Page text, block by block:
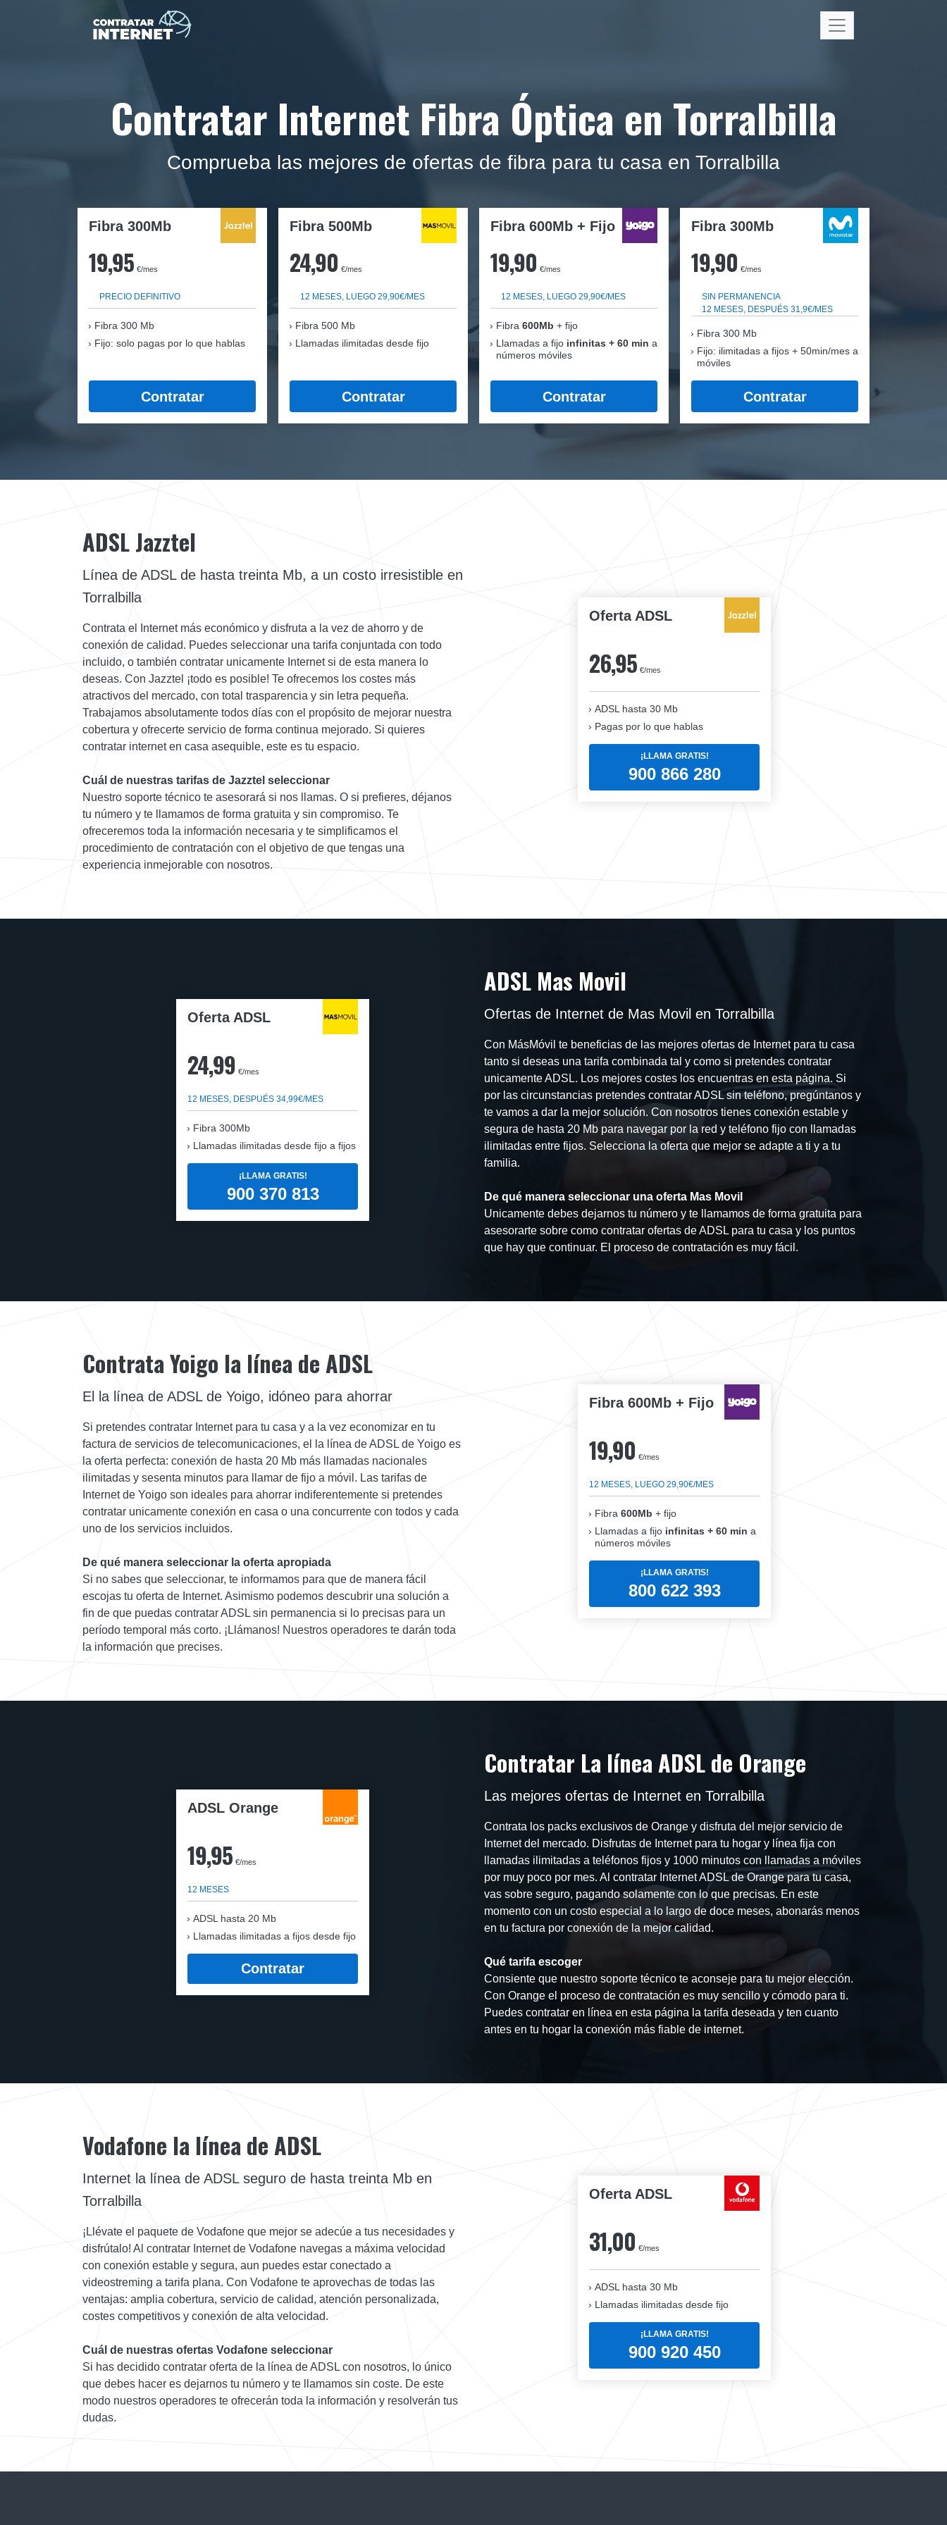
Contratar Internet Fibra Óptica en Torralbilla
Comprueba las mejores de ofertas de fibra para tu casa en Torralbilla
Fibra 300Mb
19,95 €/mes
PRECIO DEFINITIVO
Fibra 300 Mb
Fijo: solo pagas por lo que hablas
Contratar
Fibra 500Mb
24,90 €/mes
12 MESES, LUEGO 29,90€/MES
Fibra 500 Mb
Llamadas ilimitadas desde fijo
Contratar
Fibra 600Mb + Fijo
19,90 €/mes
12 MESES, LUEGO 29,90€/MES
Fibra 600Mb + fijo
Llamadas a fijo infinitas + 60 min a
números móviles
Contratar
Fibra 300Mb
19,90 €/mes
SIN PERMANENCIA
12 MESES, DESPUÉS 31,9€/MES
Fibra 300 Mb
Fijo: ilimitadas a fijos + 50min/mes a
móviles
Contratar
Oferta ADSL
26,95 €/mes
ADSL hasta 30 Mb
Pagas por lo que hablas
¡LLAMA GRATIS!
900 866 280
ADSL Jazztel
Línea de ADSL de hasta treinta Mb, a un costo irresistible en
Torralbilla
Contrata el Internet más económico y disfruta a la vez de ahorro y de
conexión de calidad. Puedes seleccionar una tarifa conjuntada con todo
incluido, o también contratar unicamente Internet si de esta manera lo
deseas. Con Jazztel ¡todo es posible! Te ofrecemos los costes más
atractivos del mercado, con total trasparencia y sin letra pequeña.
Trabajamos absolutamente todos días con el propósito de mejorar nuestra
cobertura y ofrecerte servicio de forma continua mejorado. Si quieres
contratar internet en casa asequible, este es tu espacio.
Cuál de nuestras tarifas de Jazztel seleccionar
Nuestro soporte técnico te asesorará si nos llamas. O si prefieres, déjanos
tu número y te llamamos de forma gratuita y sin compromiso. Te
ofreceremos toda la información necesaria y te simplificamos el
procedimiento de contratación con el objetivo de que tengas una
experiencia inmejorable con nosotros.
Oferta ADSL
24,99 €/mes
12 MESES, DESPUÉS 34,99€/MES
Fibra 300Mb
Llamadas ilimitadas desde fijo a fijos
¡LLAMA GRATIS!
900 370 813
ADSL Mas Movil
Ofertas de Internet de Mas Movil en Torralbilla
Con MásMóvil te beneficias de las mejores ofertas de Internet para tu casa
tanto si deseas una tarifa combinada tal y como si pretendes contratar
unicamente ADSL. Los mejores costes los encuentras en esta página. Si
por las circunstancias pretendes contratar ADSL sin teléfono, pregúntanos y
te vamos a dar la mejor solución. Con nosotros tienes conexión estable y
segura de hasta 20 Mb para navegar por la red y teléfono fijo con llamadas
ilimitadas entre fijos. Selecciona la oferta que mejor se adapte a ti y a tu
familia.
De qué manera seleccionar una oferta Mas Movil
Unicamente debes dejarnos tu número y te llamamos de forma gratuita para
asesorarte sobre como contratar ofertas de ADSL para tu casa y los puntos
que hay que continuar. El proceso de contratación es muy fácil.
Fibra 600Mb + Fijo
19,90 €/mes
12 MESES, LUEGO 29,90€/MES
Fibra 600Mb + fijo
Llamadas a fijo infinitas + 60 min a
números móviles
¡LLAMA GRATIS!
800 622 393
Contrata Yoigo la línea de ADSL
El la línea de ADSL de Yoigo, idóneo para ahorrar
Si pretendes contratar Internet para tu casa y a la vez economizar en tu
factura de servicios de telecomunicaciones, el la línea de ADSL de Yoigo es
la oferta perfecta: conexión de hasta 20 Mb más llamadas nacionales
ilimitadas y sesenta minutos para llamar de fijo a móvil. Las tarifas de
Internet de Yoigo son ideales para ahorrar indiferentemente si pretendes
contratar unicamente conexión en casa o una concurrente con todos y cada
uno de los servicios incluidos.
De qué manera seleccionar la oferta apropiada
Si no sabes que seleccionar, te informamos para que de manera fácil
escojas tu oferta de Internet. Asimismo podemos descubrir una solución a
fin de que puedas contratar ADSL sin permanencia si lo precisas para un
período temporal más corto. ¡Llámanos! Nuestros operadores te darán toda
la información que precises.
ADSL Orange
19,95 €/mes
12 MESES
ADSL hasta 20 Mb
Llamadas ilimitadas a fijos desde fijo
Contratar
Contratar La línea ADSL de Orange
Las mejores ofertas de Internet en Torralbilla
Contrata los packs exclusivos de Orange y disfruta del mejor servicio de
Internet del mercado. Disfrutas de Internet para tu hogar y línea fija con
llamadas ilimitadas a teléfonos fijos y 1000 minutos con llamadas a móviles
por muy poco por mes. Al contratar Internet ADSL de Orange para tu casa,
vas sobre seguro, pagando solamente con lo que precisas. En este
momento con un costo especial a lo largo de doce meses, abonarás menos
en tu factura por conexión de la mejor calidad.
Qué tarifa escoger
Consiente que nuestro soporte técnico te aconseje para tu mejor elección.
Con Orange el proceso de contratación es muy sencillo y cómodo para ti.
Puedes contratar en línea en esta página la tarifa deseada y ten cuanto
antes en tu hogar la conexión más fiable de internet.
Oferta ADSL
31,00 €/mes
ADSL hasta 30 Mb
Llamadas ilimitadas desde fijo
¡LLAMA GRATIS!
900 920 450
Vodafone la línea de ADSL
Internet la línea de ADSL seguro de hasta treinta Mb en
Torralbilla
¡Llévate el paquete de Vodafone que mejor se adecúe a tus necesidades y
disfrútalo! Al contratar Internet de Vodafone navegas a máxima velocidad
con conexión estable y segura, aun puedes estar conectado a
videostreming a tarifa plana. Con Vodafone te aprovechas de todas las
ventajas: amplia cobertura, servicio de calidad, atención personalizada,
costes competitivos y conexión de alta velocidad.
Cuál de nuestras ofertas Vodafone seleccionar
Si has decidido contratar oferta de la línea de ADSL con nosotros, lo único
que debes hacer es dejarnos tu número y te llamamos sin coste. De este
modo nuestros operadores te ofrecerán toda la información y resolverán tus
dudas.